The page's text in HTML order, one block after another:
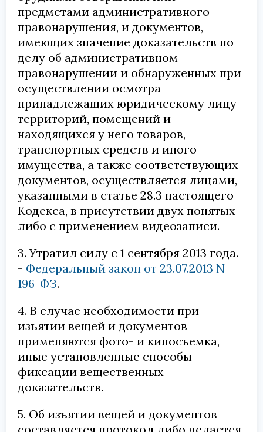
предметами административного
правонарушения, и документов,
имеющих значение доказательств по
делу об административном
правонарушении и обнаруженных при
осуществлении осмотра
принадлежащих юридическому лицу
территорий, помещений и
находящихся у него товаров,
транспортных средств и иного
имущества, а также соответствующих
документов, осуществляется лицами,
указанными в статье 28.3 настоящего
Кодекса, в присутствии двух понятых
либо с применением видеозаписи.
3. Утратил силу с 1 сентября 2013 года.
- Федеральный закон от 23.07.2013 N
196-ФЗ.
4. В случае необходимости при
изъятии вещей и документов
применяются фото- и киносъемка,
иные установленные способы
фиксации вещественных
доказательств.
5. Об изъятии вещей и документов